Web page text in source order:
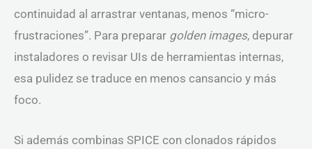
continuidad al arrastrar ventanas, menos “micro-
frustraciones”. Para preparar golden images, depurar
instaladores o revisar UIs de herramientas internas,
esa pulidez se traduce en menos cansancio y más
foco.
Si además combinas SPICE con clonados rápidos